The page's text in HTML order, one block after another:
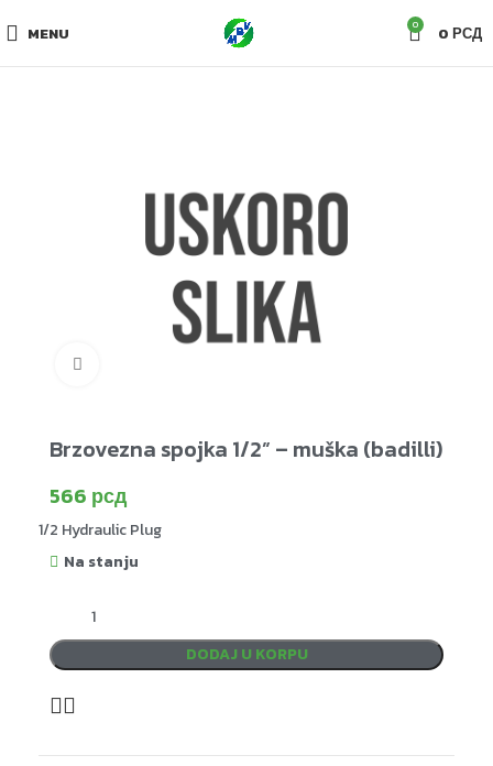
MENU 0 0 РСД
Brzovezna spojka 1/2” – muška (badilli)
566 рсд
1/2 Hydraulic Plug
Na stanju
DODAJ U KORPU